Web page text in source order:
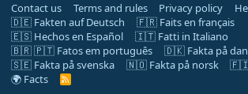
Contact us Terms and rules Privacy policy
🇩🇪 Fakten auf Deutsch
🇫🇷 Faits en français
🇪🇸 Hechos en Español
🇮🇹 Fatti in Italiano
🇧🇷 🇵🇹 Fatos em português
🇩🇰 Fakta på
🇸🇪 Fakta på svenska
🇳🇴 Fakta på norsk
🇫🇮
🌍 Facts
R